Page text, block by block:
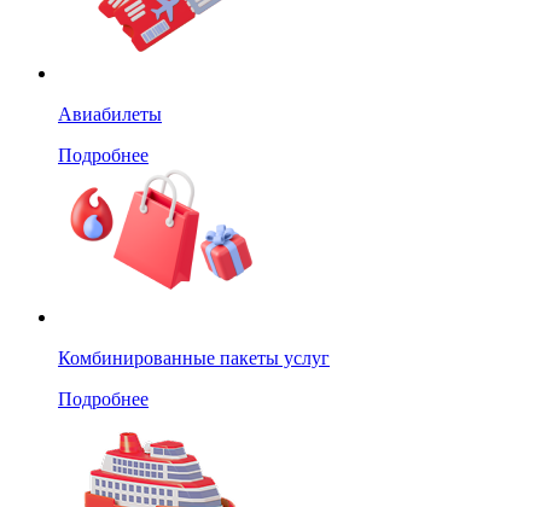
Авиабилеты
Подробнее
Комбинированные пакеты услуг
Подробнее